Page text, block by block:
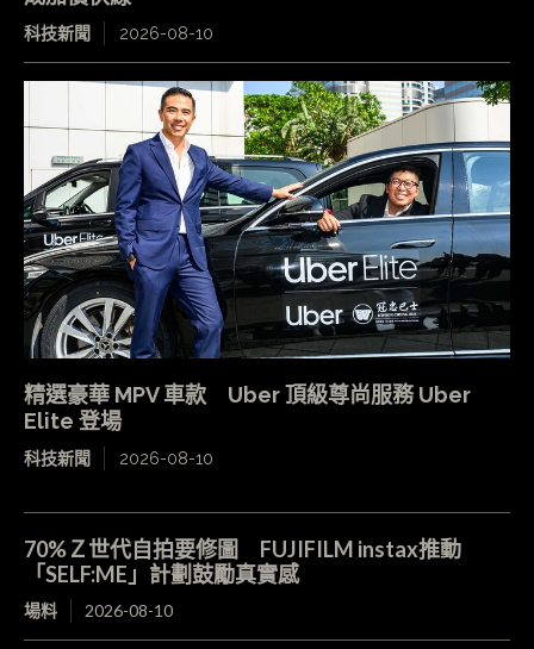
科技新聞 2026-08-10
精選豪華 MPV 車款 Uber 頂級尊尚服務 Uber
Elite 登場
科技新聞 2026-08-10
70%Ｚ世代自拍要修圖 FUJIFILM instax推動
「SELF:ME」計劃鼓勵真實感
場料 2026-08-10